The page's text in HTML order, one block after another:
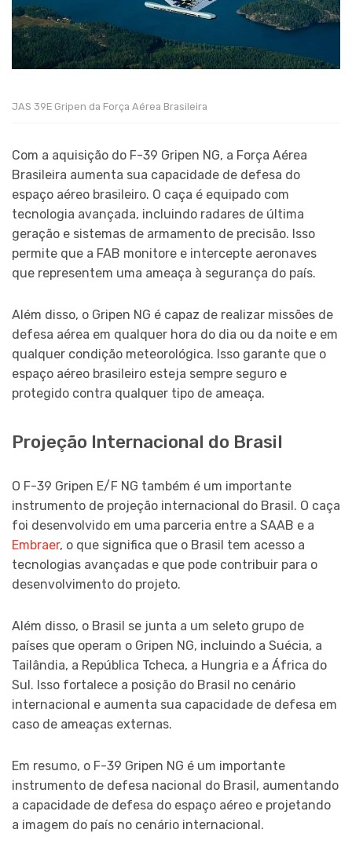
JAS 39E Gripen da Força Aérea Brasileira
Com a aquisição do F-39 Gripen NG, a Força Aérea
Brasileira aumenta sua capacidade de defesa do
espaço aéreo brasileiro. O caça é equipado com
tecnologia avançada, incluindo radares de última
geração e sistemas de armamento de precisão. Isso
permite que a FAB monitore e intercepte aeronaves
que representem uma ameaça à segurança do país.
Além disso, o Gripen NG é capaz de realizar missões de
defesa aérea em qualquer hora do dia ou da noite e em
qualquer condição meteorológica. Isso garante que o
espaço aéreo brasileiro esteja sempre seguro e
protegido contra qualquer tipo de ameaça.
Projeção Internacional do Brasil
O F-39 Gripen E/F NG também é um importante
instrumento de projeção internacional do Brasil. O caça
foi desenvolvido em uma parceria entre a SAAB e a
Embraer, o que significa que o Brasil tem acesso a
tecnologias avançadas e que pode contribuir para o
desenvolvimento do projeto.
Além disso, o Brasil se junta a um seleto grupo de
países que operam o Gripen NG, incluindo a Suécia, a
Tailândia, a República Tcheca, a Hungria e a África do
Sul. Isso fortalece a posição do Brasil no cenário
internacional e aumenta sua capacidade de defesa em
caso de ameaças externas.
Em resumo, o F-39 Gripen NG é um importante
instrumento de defesa nacional do Brasil, aumentando
a capacidade de defesa do espaço aéreo e projetando
a imagem do país no cenário internacional.